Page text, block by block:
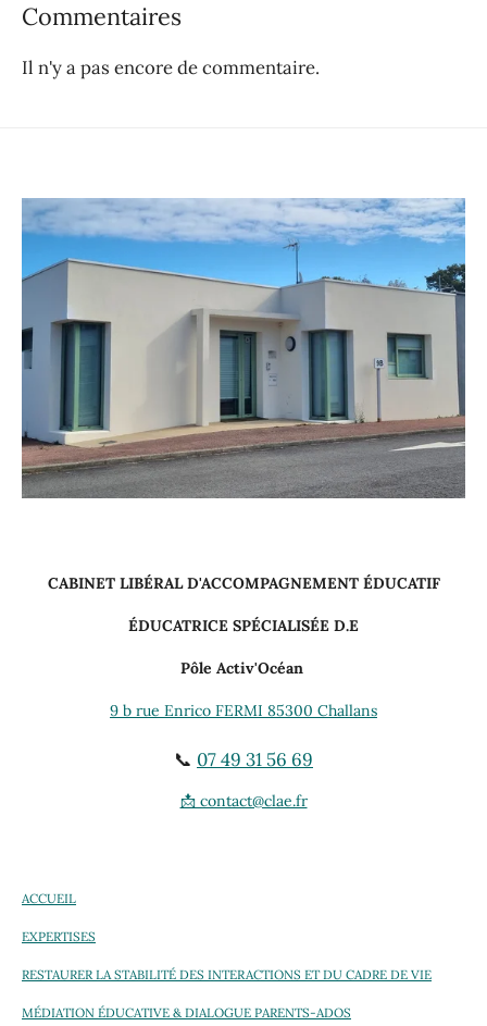
Commentaires
Il n'y a pas encore de commentaire.
CABINET LIBÉRAL D'ACCOMPAGNEMENT ÉDUCATIF
ÉDUCATRICE SPÉCIALISÉE D.E
Pôle Activ'Océan
9 b rue Enrico FERMI 85300 Challans
📞 07 49 31 56 69
📩 contact@clae.fr
ACCUEIL
EXPERTISES
RESTAURER LA STABILITÉ DES INTERACTIONS ET DU CADRE DE VIE
MÉDIATION ÉDUCATIVE & DIALOGUE PARENTS-ADOS